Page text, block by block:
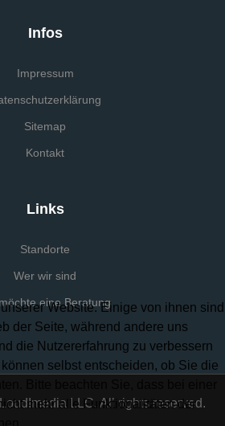
Infos
Impressum
Sitemap
Kontakt
Links
Standorte
Wer wir sind
eine Beratung
LLC. All rights reserved.
Website. Einige von ihnen sind
der Seite, während andere uns
die Nutzererfahrung zu verbessern
selbst entscheiden, ob Sie die
mehr alle Funktionalitäten der